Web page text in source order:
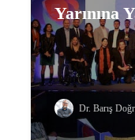
Yarınına
Dr. Barış